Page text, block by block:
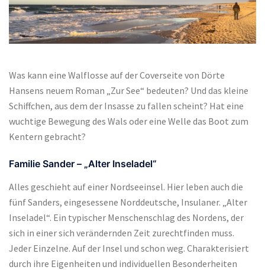
Was kann eine Walflosse auf der Coverseite von Dörte
Hansens neuem Roman „Zur See“ bedeuten? Und das kleine
Schiffchen, aus dem der Insasse zu fallen scheint? Hat eine
wuchtige Bewegung des Wals oder eine Welle das Boot zum
Kentern gebracht?
Familie Sander – „Alter Inseladel“
Alles geschieht auf einer Nordseeinsel. Hier leben auch die
fünf Sanders, eingesessene Norddeutsche, Insulaner. „Alter
Inseladel“. Ein typischer Menschenschlag des Nordens, der
sich in einer sich verändernden Zeit zurechtfinden muss.
Jeder Einzelne. Auf der Insel und schon weg. Charakterisiert
durch ihre Eigenheiten und individuellen Besonderheiten